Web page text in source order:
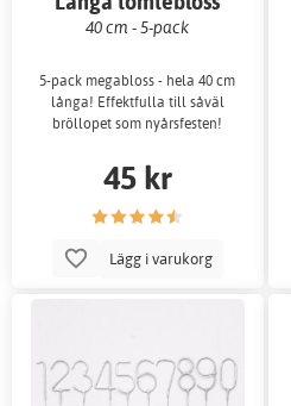
40 cm - 5-pack
5-pack megabloss - hela 40 cm
långa! Effektfulla till såväl
bröllopet som nyårsfesten!
45 kr
Lägg i varukorg